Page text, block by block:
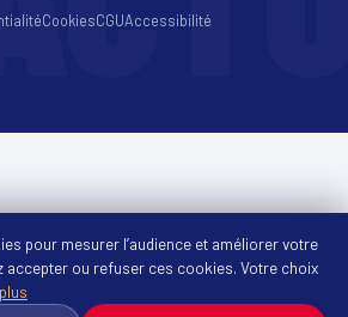
CookiesCGUAccessibilité
pour mesurer l’audience et améliorer votre
accepter ou refuser ces cookies. Votre choix